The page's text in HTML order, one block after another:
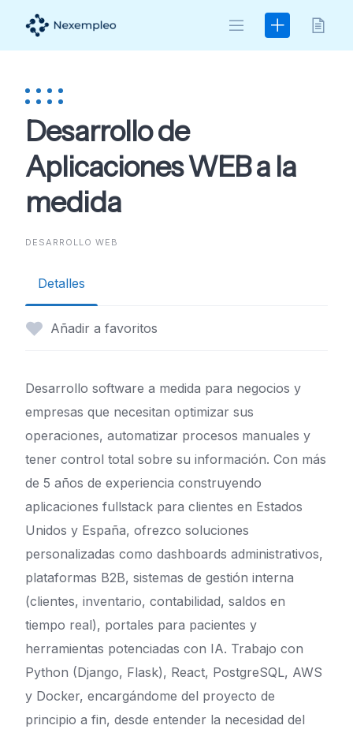
content
Desarrollo de
Aplicaciones WEB a la
medida
DESARROLLO WEB
Detalles
Añadir a favoritos
Desarrollo software a medida para negocios y
empresas que necesitan optimizar sus
operaciones, automatizar procesos manuales y
tener control total sobre su información. Con más
de 5 años de experiencia construyendo
aplicaciones fullstack para clientes en Estados
Unidos y España, ofrezco soluciones
personalizadas como dashboards administrativos,
plataformas B2B, sistemas de gestión interna
(clientes, inventario, contabilidad, saldos en
tiempo real), portales para pacientes y
herramientas potenciadas con IA. Trabajo con
Python (Django, Flask), React, PostgreSQL, AWS
y Docker, encargándome del proyecto de
principio a fin, desde entender la necesidad del